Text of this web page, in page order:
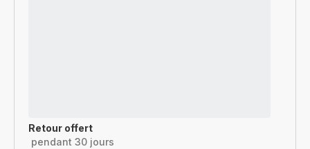
Retour offert
pendant 30 jours